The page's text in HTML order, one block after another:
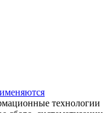
технологии